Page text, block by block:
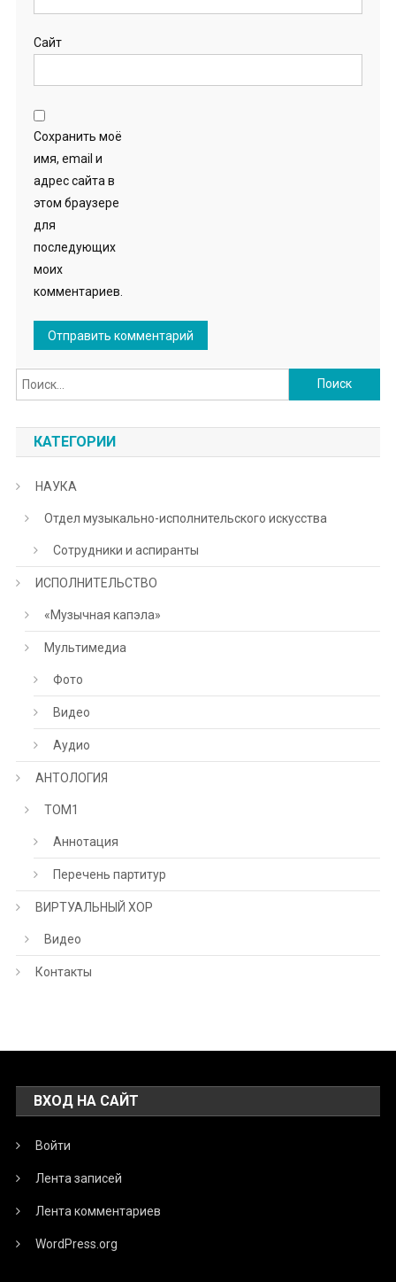
Сайт
Сохранить моё
имя, email и
адрес сайта в
этом браузере
для
последующих
моих
комментариев.
Найти:
КАТЕГОРИИ
НАУКА
Отдел музыкально-исполнительского искусства
Сотрудники и аспиранты
ИСПОЛНИТЕЛЬСТВО
«Музычная капэла»
Мультимедиа
Фото
Видео
Аудио
АНТОЛОГИЯ
ТОМ1
Аннотация
Перечень партитур
ВИРТУАЛЬНЫЙ ХОР
Видео
Контакты
ВХОД НА САЙТ
Войти
Лента записей
Лента комментариев
WordPress.org